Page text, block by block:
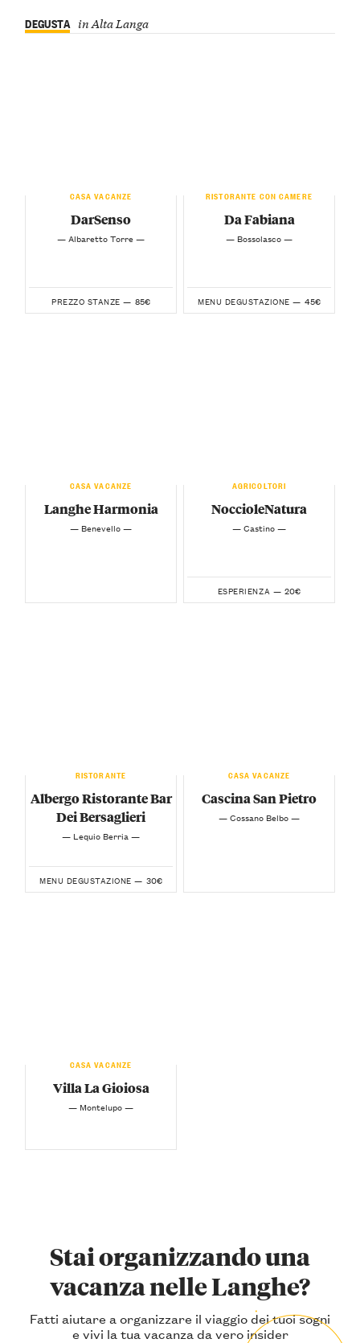
DEGUSTA in Alta Langa
CASA VACANZE
DarSenso
— Albaretto Torre —
PREZZO STANZE — 85€
RISTORANTE CON CAMERE
Da Fabiana
— Bossolasco —
MENU DEGUSTAZIONE — 45€
CASA VACANZE
Langhe Harmonia
— Benevello —
AGRICOLTORI
NoccioleNatura
— Castino —
ESPERIENZA — 20€
RISTORANTE
Albergo Ristorante Bar
Dei Bersaglieri
— Lequio Berria —
MENU DEGUSTAZIONE — 30€
CASA VACANZE
Cascina San Pietro
— Cossano Belbo —
CASA VACANZE
Villa La Gioiosa
— Montelupo —
Stai organizzando una
vacanza nelle Langhe?
Fatti aiutare a organizzare il viaggio dei tuoi sogni
e vivi la tua vacanza da vero insider